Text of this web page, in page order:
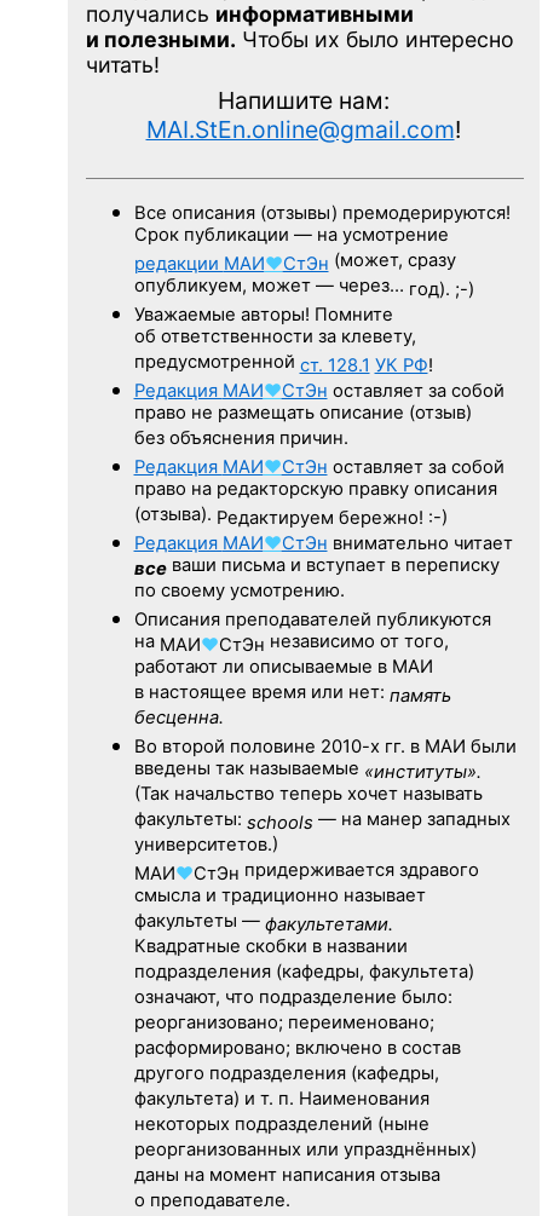
получались информативными
и полезными. Чтобы их было интересно
читать!
Напишите нам:
MAI.StEn.online@gmail.com!
Все описания (отзывы) премодерируются!
Срок публикации — на усмотрение
редакции МАИ♥СтЭн (может, сразу
опубликуем, может — через… год). ;-)
Уважаемые авторы! Помните
об ответственности за клевету,
предусмотренной ст. 128.1 УК РФ!
Редакция МАИ♥СтЭн оставляет за собой
право не размещать описание (отзыв)
без объяснения причин.
Редакция МАИ♥СтЭн оставляет за собой
право на редакторскую правку описания
(отзыва). Редактируем бережно! :-)
Редакция МАИ♥СтЭн внимательно читает
всеваши письма и вступает в переписку
по своему усмотрению.
Описания преподавателей публикуются
на МАИ♥СтЭн независимо от того,
работают ли описываемые в МАИ
в настоящее время или нет: память
бесценна.
Во второй половине 2010-х гг. в МАИ были
введены так называемые «институты».
(Так начальство теперь хочет называть
факультеты: schools — на манер западных
университетов.)
МАИ♥СтЭн придерживается здравого
смысла и традиционно называет
факультеты — факультетами.
Квадратные скобки в названии
подразделения (кафедры, факультета)
означают, что подразделение было:
реорганизовано; переименовано;
расформировано; включено в состав
другого подразделения (кафедры,
факультета) и т. п. Наименования
некоторых подразделений (ныне
реорганизованных или упразднённых)
даны на момент написания отзыва
о преподавателе.